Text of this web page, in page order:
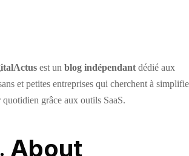
est un blog indépendant dédié aux
et petites entreprises qui cherchent à
quotidien grâce aux outils SaaS.
About